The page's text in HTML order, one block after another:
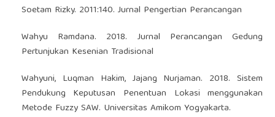
Soetam Rizky. 2011:140. Jurnal Pengertian Perancangan
Wahyu Ramdana. 2018. Jurnal Perancangan Gedung
Pertunjukan Kesenian Tradisional
Wahyuni, Luqman Hakim, Jajang Nurjaman. 2018. Sistem
Pendukung Keputusan Penentuan Lokasi menggunakan
Metode Fuzzy SAW. Universitas Amikom Yogyakarta.